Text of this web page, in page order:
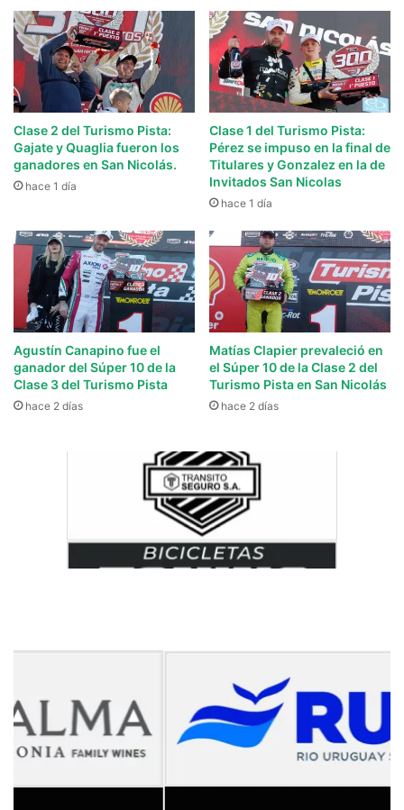
Clase 2 del Turismo Pista:
Gajate y Quaglia fueron los
ganadores en San Nicolás.
hace 1 día
Clase 1 del Turismo Pista:
Pérez se impuso en la final de
Titulares y Gonzalez en la de
Invitados San Nicolas
hace 1 día
Agustín Canapino fue el
ganador del Súper 10 de la
Clase 3 del Turismo Pista
hace 2 días
Matías Clapier prevaleció en
el Súper 10 de la Clase 2 del
Turismo Pista en San Nicolás
hace 2 días